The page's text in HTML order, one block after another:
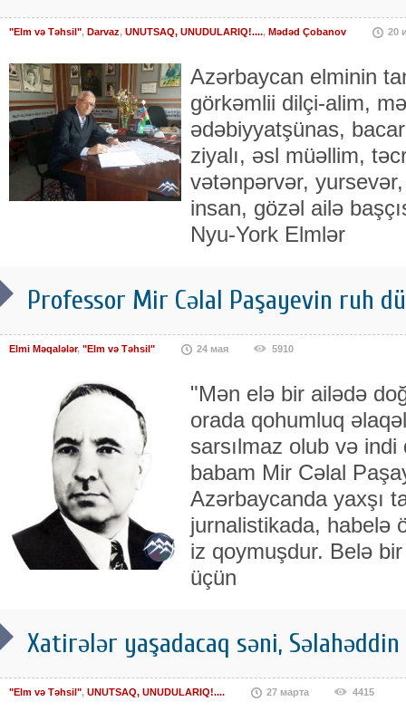
"Elm və Təhsil", Darvaz, UNUTSAQ, UNUDULARIQ!...., Mədəd Çobanov 20
Azərbaycan elminin
görkəmlii dilçi-alim,
ədəbiyyatşünas,
ziyalı, əsl müəllim,
vətənpərvər,
insan, gözəl ailə
Nyu-York Elmlər
Professor Mir Cəlal Paşayevin ruh
Elmi Məqalələr, "Elm və Təhsil" 24 мая 5910
"Mən elə bir ailədə
orada qohumluq
sarsılmaz olub və
babam Mir Cəlal
Azərbaycanda yaxşı
jurnalistikada, habelə
iz qoymuşdur. Belə
üçün
Xatirələr yaşadacaq səni, Səlahəddin
"Elm və Təhsil", UNUTSAQ, UNUDULARIQ!.... 27 марта 4415